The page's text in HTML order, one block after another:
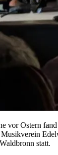
vor Ostern
statt.